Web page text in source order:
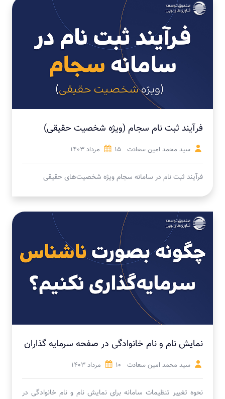
فرآیند ثبت نام سجام (ویژه شخصیت حقیقی)
سید محمد امین سعادت 15 مرداد 1403
فرآیند ثبت نام در سامانه سجام ویژه شخصیت‌های حقیقی
نمایش نام و نام خانوادگی در صفحه سرمایه گذاران
سید محمد امین سعادت 10 مرداد 1403
نحوه تغییر تنظیمات سامانه برای نمایش نام و نام خانوادگی در